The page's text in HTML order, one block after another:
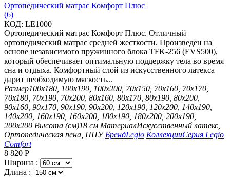
Ортопедический матрас Комфорт Плюс
(6)
КОД: LE1000
Ортопедический матрас Комфорт Плюс. Отличный
ортопедический матрас средней жесткости. Произведен на
основе независимого пружинного блока TFK-256 (EVS500),
который обеспечивает оптимальную поддержку тела во время
сна и отдыха. Комфортный слой из искусственного латекса
дарит необходимую мягкость...
Размер100х180, 100х190, 100х200, 70х150, 70х160, 70х170,
70х180, 70х190, 70х200, 80х160, 80х170, 80х190, 80х200,
90х160, 90х170, 90х190, 90х200, 120х190, 120х200, 140х190,
140х200, 160х190, 160х200, 180х190, 180х200, 200х190,
200х200 Высота (см)18 см МатериалИскусственный латекс,
Ортопедическая пена, ППУ БрендLegio КоллекцииСерия Legio
Comfort
8 820 Р
Ширина :
Длина :